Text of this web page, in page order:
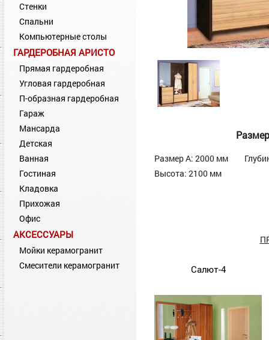
Стенки
Спальни
Компьютерные столы
ГАРДЕРОБНАЯ АРИСТО
Прямая гардеробная
Угловая гардеробная
П-образная гардеробная
Гараж
Мансарда
Детская
Ванная
Гостиная
Кладовка
Прихожая
Офис
АКСЕССУАРЫ
Мойки керамогранит
Смесители керамогранит
Размер А: 2000 мм
Высота: 2100 мм
Салют-4